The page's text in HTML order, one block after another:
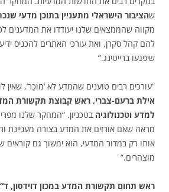
שהציבור הישראלי מתעניין בתוכן מדעי
מקווה שהממצאים שלנו יעודדו את המדענים
להם קהל סקרן, ואת עורכי האתרים להכניס
שיפגעו ברייטינג.”
“עורכים רבים טוענים שהמדע לא ‘מוֺכֵר’, שאין
אילת ברעם-צברי, ראש קבוצת תקשורת
למדע וטכנולוגיה בטכניון. “המחקר שלנו
מראה שאם אורזים את המדע בצורה מעניינת
אותו רק במדור המדעי, הוא ימשוך גם קוראים
מוצהרים.”
ראש תחום תקשורת המדע במכון דוידסון, ד“